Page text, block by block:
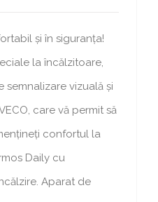
și în siguranța!
la încălzitoare,
semnalizare vizuală și
care vă permit să
confortul la
Daily cu
Aparat de